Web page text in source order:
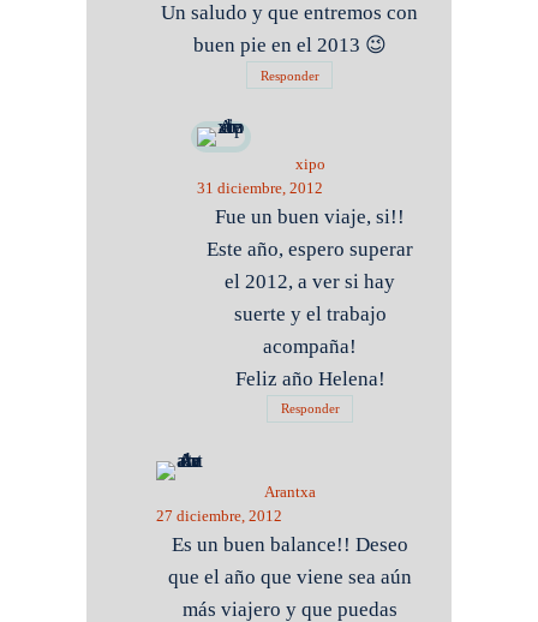
Un saludo y que entremos con
buen pie en el 2013 😉
Responder
xipo
31 diciembre, 2012
Fue un buen viaje, si!!
Este año, espero superar
el 2012, a ver si hay
suerte y el trabajo
acompaña!
Feliz año Helena!
Responder
Arantxa
27 diciembre, 2012
Es un buen balance!! Deseo
que el año que viene sea aún
más viajero y que puedas